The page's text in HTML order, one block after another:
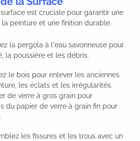
est cruciale pour garantir une
peinture et une finition durable.
la pergola à l'eau savonneuse pour
la poussière et les débris.
le bois pour enlever les anciennes
les éclats et les irrégularités.
de verre à gros grain pour
du papier de verre à grain fin pour
les fissures et les trous avec un